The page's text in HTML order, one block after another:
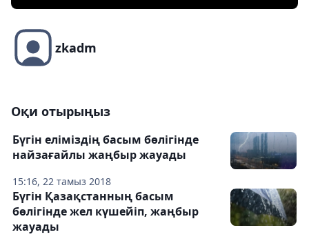
zkadm
Оқи отырыңыз
15:16, 22 тамыз 2018
Бүгін еліміздің басым бөлігінде
найзағайлы жаңбыр жауады
Бүгін Қазақстанның басым
бөлігінде жел күшейіп, жаңбыр
жауады